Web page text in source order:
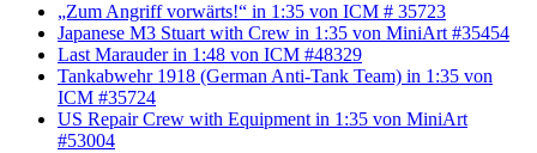
„Zum Angriff vorwärts!“ in 1:35 von ICM # 35723
Japanese M3 Stuart with Crew in 1:35 von MiniArt #35454
Last Marauder in 1:48 von ICM #48329
Tankabwehr 1918 (German Anti-Tank Team) in 1:35 von
ICM #35724
US Repair Crew with Equipment in 1:35 von MiniArt
#53004